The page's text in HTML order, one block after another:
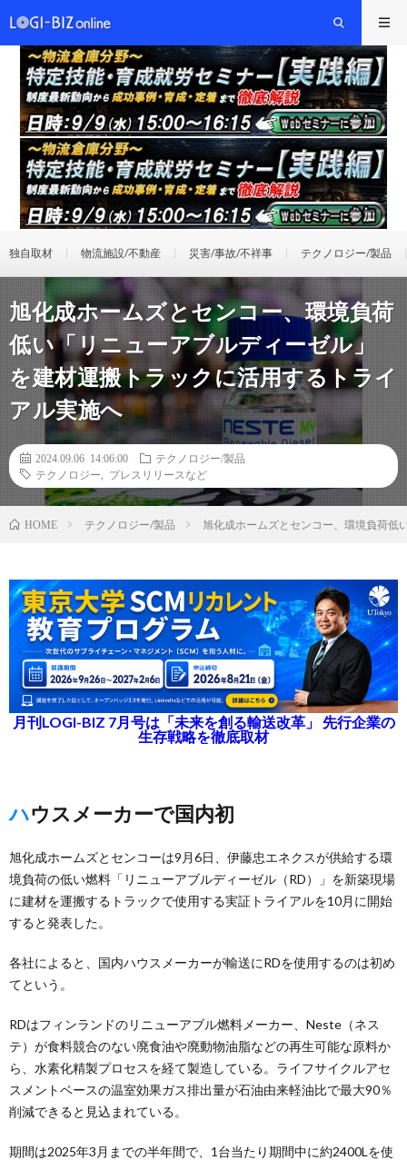
独自取材 物流施設/不動産 災害/事故/不祥事 テクノロジー/製品
旭化成ホームズとセンコー、環境負荷
低い「リニューアブルディーゼル」
を建材運搬トラックに活用するトライ
アル実施へ
2024.09.06 14:06:00
テクノロジー/製品
テクノロジー
プレスリリースなど
HOME テクノロジー/製品 旭化成ホームズとセンコー、環境負荷低
月刊LOGI-BIZ 7月号は「未来を創る輸送改革」 先行企業の
生存戦略を徹底取材
ハウスメーカーで国内初
旭化成ホームズとセンコーは9月6日、伊藤忠エネクスが供給する環
境負荷の低い燃料「リニューアブルディーゼル（RD）」を新築現場
に建材を運搬するトラックで使用する実証トライアルを10月に開始
すると発表した。
各社によると、国内ハウスメーカーが輸送にRDを使用するのは初め
てという。
RDはフィンランドのリニューアブル燃料メーカー、Neste（ネス
テ）が食料競合のない廃食油や廃動物油脂などの再生可能な原料か
ら、水素化精製プロセスを経て製造している。ライフサイクルアセ
スメントベースの温室効果ガス排出量が石油由来軽油比で最大90％
削減できると見込まれている。
期間は2025年3月までの半年間で、1台当たり期間中に約2400Lを使